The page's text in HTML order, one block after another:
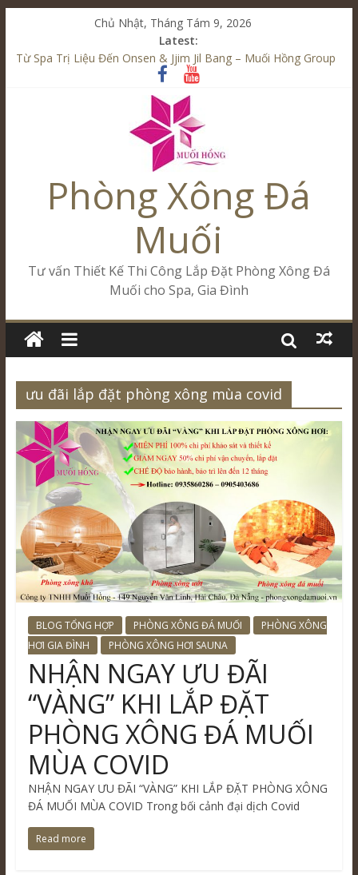
Chủ Nhật, Tháng Tám 9, 2026
Latest:
Từ Spa Trị Liệu Đến Onsen & Jjim Jil Bang – Muối Hồng Group
Kết Hợp Onsen & Jjim Jil Bang Trong Mô Hình Spa – Muối
Cham Riverside Onsen & Jjim Jil Bang Đà Nẵng Muối Hồng
Spa Jjim Jil Bang Kết Hợp Onsen – Kinh Doanh Chuẩn Sao –
Tăng Doanh Số Kinh Doanh Lắp Đặt Onsen & Jjim Jil Bang –
Muối Hồng Group
Phòng Xông Đá
Muối
Tư vấn Thiết Kế Thi Công Lắp Đặt Phòng Xông Đá
Muối cho Spa, Gia Đình
ưu đãi lắp đặt phòng xông mùa covid
BLOG TỔNG HỢP PHÒNG XÔNG ĐÁ MUỐI
PHÒNG XÔNG
HƠI GIA ĐÌNH
PHÒNG XÔNG HƠI SAUNA
NHẬN NGAY ƯU ĐÃI
“VÀNG” KHI LẮP ĐẶT
PHÒNG XÔNG ĐÁ MUỐI
MÙA COVID
NHẬN NGAY ƯU ĐÃI “VÀNG” KHI LẮP ĐẶT PHÒNG XÔNG
ĐÁ MUỐI MÙA COVID Trong bối cảnh đại dịch Covid
Read more